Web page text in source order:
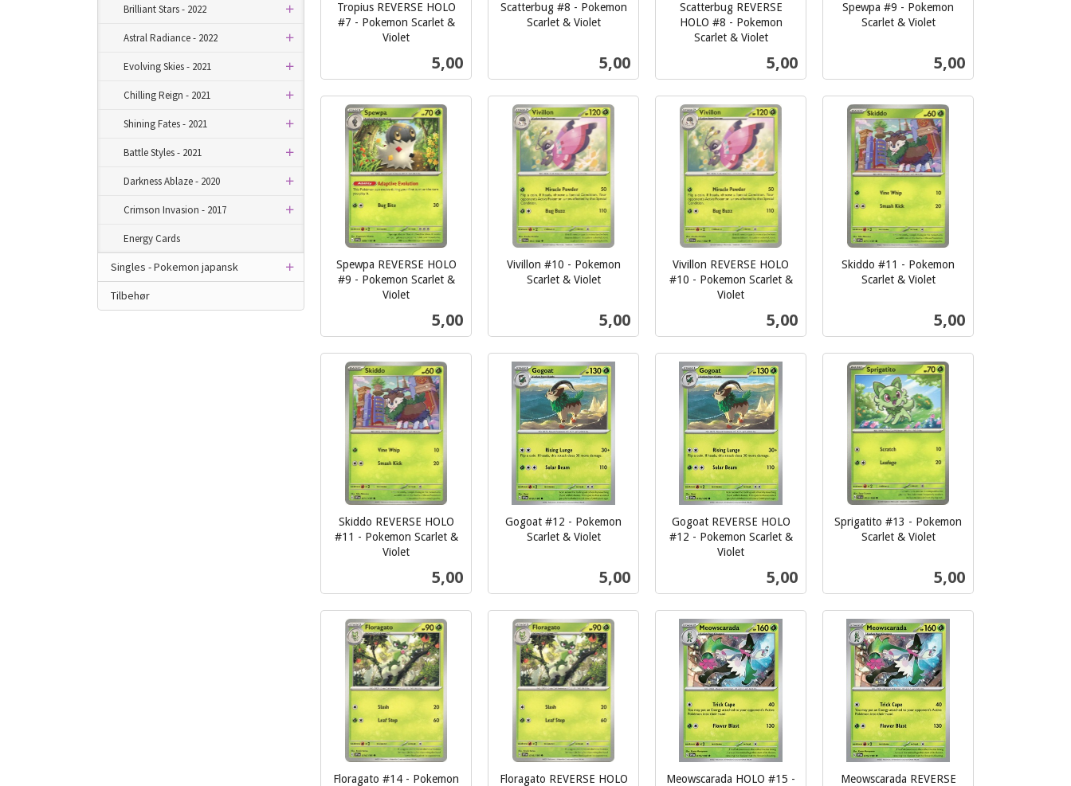
Tropius REVERSE HOLO
#7 - Pokemon Scarlet &
Violet
Pris
5,00
Kjøp
Scatterbug #8 - Pokemon
Scarlet & Violet
Pris
5,00
Kjøp
Scatterbug REVERSE
HOLO #8 - Pokemon
Scarlet & Violet
Pris
5,00
Kjøp
Spewpa #9 - Pokemon
Scarlet & Violet
Pris
5,00
Kjøp
Spewpa REVERSE HOLO
#9 - Pokemon Scarlet &
Violet
Pris
5,00
Kjøp
Vivillon #10 - Pokemon
Scarlet & Violet
Pris
5,00
Kjøp
Vivillon REVERSE HOLO
#10 - Pokemon Scarlet &
Violet
Pris
5,00
Kjøp
Skiddo #11 - Pokemon
Scarlet & Violet
Pris
5,00
Kjøp
Skiddo REVERSE HOLO
#11 - Pokemon Scarlet &
Violet
Pris
5,00
Kjøp
Gogoat #12 - Pokemon
Scarlet & Violet
Pris
5,00
Kjøp
Gogoat REVERSE HOLO
#12 - Pokemon Scarlet &
Violet
Pris
5,00
Kjøp
Sprigatito #13 - Pokemon
Scarlet & Violet
Pris
5,00
Kjøp
Floragato #14 - Pokemon
Floragato REVERSE HOLO
Meowscarada HOLO #15 -
Meowscarada REVERSE
Brilliant Stars - 2022
Astral Radiance - 2022
Evolving Skies - 2021
Chilling Reign - 2021
Shining Fates - 2021
Battle Styles - 2021
Darkness Ablaze - 2020
Crimson Invasion - 2017
Energy Cards
Singles - Pokemon japansk
Tilbehør